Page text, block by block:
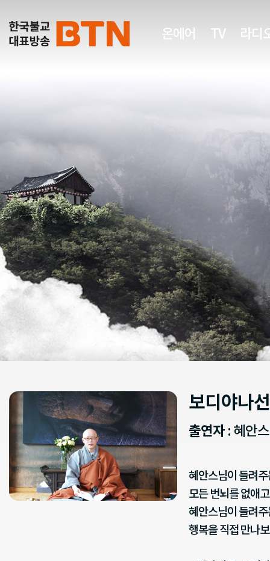
온에어 TV 라디
보디야나
출연자: 혜안
혜안스님이 들려
모든 번뇌를 없애
혜안스님이 들려
행복을 직접 만나